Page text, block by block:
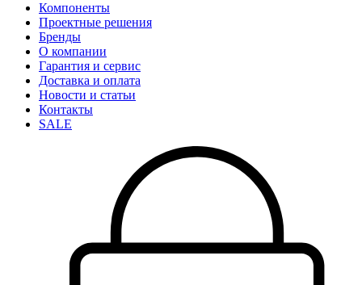
Компоненты
Проектные решения
Бренды
О компании
Гарантия и сервис
Доставка и оплата
Новости и статьи
Контакты
SALE